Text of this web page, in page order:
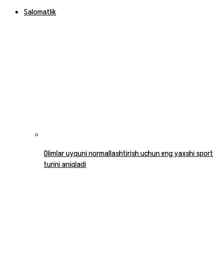
Salomatlik
Olimlar uyquni normallashtirish uchun eng yaxshi sport
turini aniqladi